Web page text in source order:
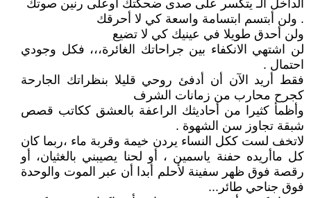
الداخل الـ يتكسر على صدى ضحكتك أوعلى رنين صوتك
. ولن أبتسم ابتسامة واسعة كي لا أحرقك
ولن أحدق طويلا في عينيك كي لا تضيع
لن اشتهي الانكفاء بين جراحاتك الغائرة،،، فكل وجودي
احتمال .
فقط أريد الآن أن أدفئ روحي قليلا بنظراتك الجارحة
كجرح محارب من زمانات الشرف
وأظمأ كثيرا من أحاديثك الراعفة بالعشق ككاتب قصص
شبقة تجاوز سن الشهوة .
لاتخف لست ككل النساء يردن خيمة وقربة ماء ،ربما كان
كل ماأريده حفنة ياسمين ، أو لحنا يصيبني بالغثيان، أو
رقصة فوق ظهر سفينة لأحلم أبدا أن عبر الموت والوحدة
فوق جناحي طائر...